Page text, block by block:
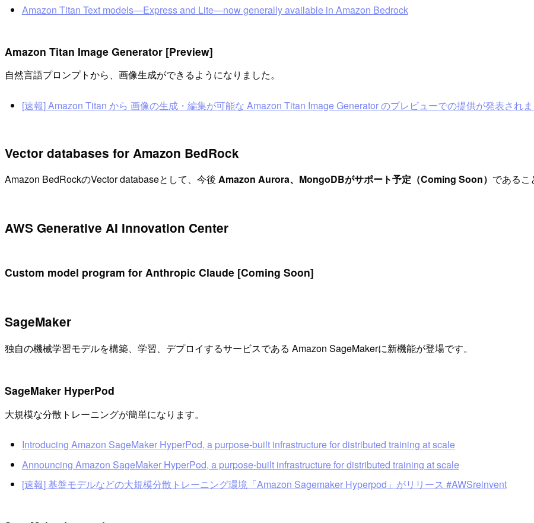
Amazon Titan Text models—Express and Lite—now generally available in Amazon Bedrock
Amazon Titan Image Generator [Preview]
自然言語プロンプトから、画像生成ができるようになりました。
[速報] Amazon Titan から 画像の生成・編集が可能な Amazon Titan Image Generator のプレビューでの提供が発表され
Vector databases for Amazon BedRock
Amazon BedRockのVector databaseとして、今後 Amazon Aurora、MongoDBがサポート予定（Coming Soon） であるこ
AWS Generative AI Innovation Center
Custom model program for Anthropic Claude [Coming Soon]
SageMaker
独自の機械学習モデルを構築、学習、デプロイするサービスである Amazon SageMakerに新機能が登場です。
SageMaker HyperPod
大規模な分散トレーニングが簡単になります。
Introducing Amazon SageMaker HyperPod, a purpose-built infrastructure for distributed training at scale
Announcing Amazon SageMaker HyperPod, a purpose-built infrastructure for distributed training at scale
[速報] 基盤モデルなどの大規模分散トレーニング環境「Amazon Sagemaker Hyperpod」がリリース #AWSreinvent